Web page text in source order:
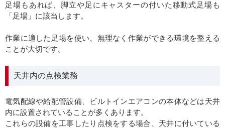
足場もあれば、脚立や足にキャスターの付いた移動式足場も
「足場」に該当します。
作業に適した足場を使い、無理なく作業ができる環境を整える
ことが大切です。
天井内の点検業務
電気配線や給配管設備、ビルトインエアコンの本体などは天井
内に設置されていることが多くあります。
これらの設備を工事したり点検をする場合、天井に付いている